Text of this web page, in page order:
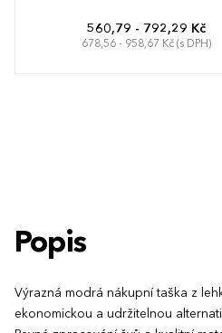
560,79 - 792,29 Kč
678,56 - 958,67 Kč (s DPH)
Popis
Výrazná modrá nákupní taška z
ekonomickou a udržitelnou